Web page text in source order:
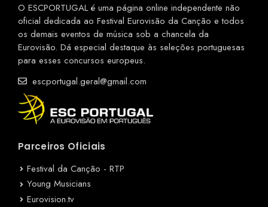
O ESCPORTUGAL é uma página online independente não
oficial dedicada ao Festival Eurovisão da Canção e todos
os demais eventos de música sob a chancela da
Eurovisão. Dá especial destaque às seleções portuguesas
para esses concursos europeus.
escportugal.geral@gmail.com
Parceiros Oficiais
Festival da Canção - RTP
Young Musicians
Eurovision.tv